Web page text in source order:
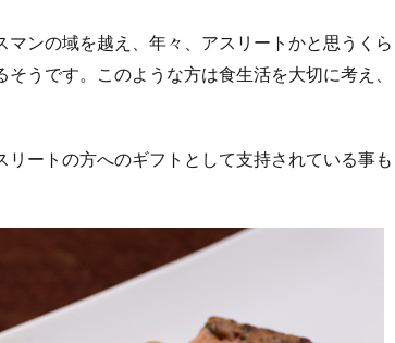
ンの域を越え、年々、アスリートかと思うくら
うです。このような方は食生活を大切に考え、
ートの方へのギフトとして支持されている事も